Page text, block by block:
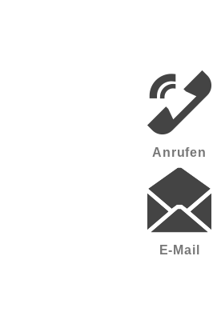
Anrufen
E-Mail